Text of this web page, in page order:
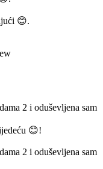
😊.
2 i oduševljena sam
😊!
2 i oduševljena sam